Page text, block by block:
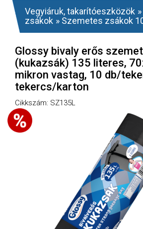
Vegyiáruk, takarítóeszközök »
zsákok » Szemetes zsákok
Glossy bivaly erős
(kukazsák) 135 literes,
mikron vastag, 10 db/
tekercs/karton
Cikkszám: SZ135L